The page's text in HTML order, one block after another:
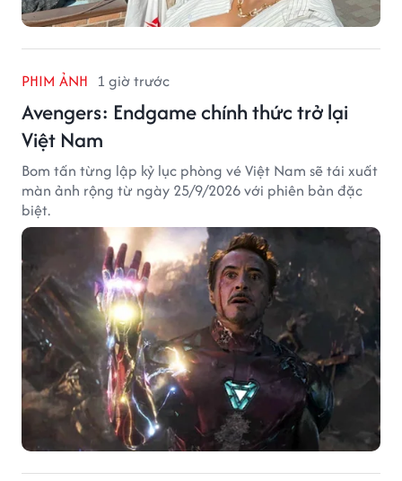
PHIM ẢNH 1 giờ trước
Avengers: Endgame chính thức trở lại
Việt Nam
Bom tấn từng lập kỷ lục phòng vé Việt Nam sẽ tái xuất
màn ảnh rộng từ ngày 25/9/2026 với phiên bản đặc
biệt.